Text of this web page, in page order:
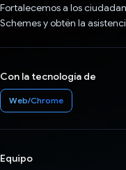
Fortalecemos a los
Schemes y obtén la
Con la tecnología de
Web/Chrome
Equipo